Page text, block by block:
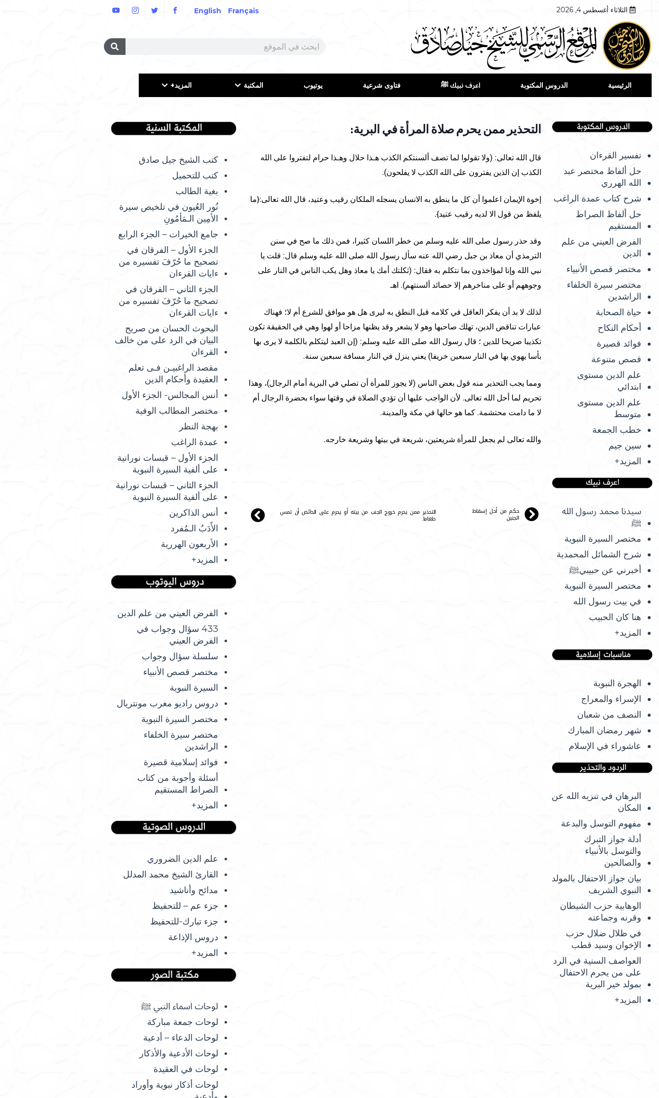
الثلاثاء أغسطس 4, 2026 Français
English
الرئيسية الدروس المكتوبة اعرف نبيك ﷺ فتاوى شرعية يوتيوب المكتبة المزيد+
تفسير القرءان
حل ألفاظ مختصر عبد
الله الهرري
شرح كتاب عمدة الراغب
حل ألفاظ الصراط
المستقيم
الفرض العيني من علم
الدين
مختصر قصص الأنبياء
مختصر سيرة الخلفاء
الراشدين
حياة الصحابة
أحكام النكاح
فوائد قصيرة
قصص متنوعة
علم الدين مستوى
ابتدائي
علم الدين مستوى
متوسط
خطب الجمعة
سين جيم
المزيد+
سيدنا محمد رسول الله
ﷺ
مختصر السيرة النبوية
شرح الشمائل المحمدية
أخبرني عن حبيبيﷺ
مختصر السيرة النبوية
في بيت رسول الله
هنا كان الحبيب
المزيد+
الهجرة النبوية
الإسراء والمعراج
النصف من شعبان
شهر رمضان المبارك
عاشوراء في الإسلام
البرهان في تنزيه الله عن
المكان
مفهوم التوسل والبدعة
أدلة جواز التبرك
والتوسل بالأنبياء
والصالحين
بيان جواز الاحتفال بالمولد
النبوي الشريف
الوهابية حزب الشيطان
وقرنه وجماعته
في ظلال ضلال حزب
الإخوان وسيد قطب
العواصف السنية في الرد
على من يحرم الاحتفال
بمولد خير البرية
المزيد+
التحذير ممن يحرم صلاة المرأة في البرية:
قال الله تعالى: (ولا تقولوا لما تصف ألسنتكم الكذب هـذا حلال وهـذا حرام لتفتروا على الله
الكذب إن الذين يفترون على الله الكذب لا يفلحون).
إخوة الإيمان اعلموا أن كل ما ينطق به الانسان يسجله الملكان رقيب وعتيد، قال الله تعالى:{ما
يلفظ من قول الا لديه رقيب عتيد}.
وقد حذر رسول صلى الله عليه وسلم من خطر اللسان كثيرا، فمن ذلك ما صح في سنن
الترمذي أن معاذ بن جبل رضي الله عنه سأل رسول الله صلى الله عليه وسلم قال: قلت يا
نبي الله وإنا لمؤاخذون بما نتكلم به فقال: (ثكلتك أمك يا معاذ وهل يكب الناس في النار على
وجوههم أو على مناخرهم إلا حصائد ألسنتهم). اهـ
لذلك لا بد أن يفكر العاقل في كلامه قبل النطق به ليرى هل هو موافق للشرع أم لا؛ فهناك
عبارات تناقض الدين، تهلك صاحبها وهو لا يشعر وقد يظنها مزاحا أو لهوا وهي في الحقيقة تكون
تكذيبا صريحا للدين ؛ قال رسول الله صلى الله عليه وسلم: (إن العبد ليتكلم بالكلمة لا يرى بها
بأسا يهوي بها في النار سبعين خريفا) يعني ينزل في النار مسافة سبعين سنة.
ومما يجب التحذير منه قول بعض الناس (لا يجوز للمرأة أن تصلي في البرية أمام الرجال)، وهذا
تحريم لما أحل الله تعالى. لأن الواجب عليها أن تؤدي الصلاة في وقتها سواء بحضرة الرجال أم
لا ما دامت محتشمة. كما هو حالها في مكة والمدينة.
والله تعالى لم يجعل للمرأة شريعتين، شريعة في بيتها وشريعة خارجه.
حكم من أحل إسقاط
الجنين
التحذير ممن يحرم خروج الجنب من بيته أو يحرم على الحائض أن تمس
طعاما.
كتب الشيخ جيل صادق
كتب للتحميل
بغية الطالب
نُور العُيون في تلخيص سيرة
الأمِين الـمَأمُونِ
جامع الخيرات – الجزء الرابع
الجزء الأول – الفرقان في
تصحيح ما حُرّفَ تفسيره من
ءايات القرءان
الجزء الثاني – الفرقان في
تصحيح ما حُرّفَ تفسيره من
ءايات القرءان
البحوث الحسان من صريح
البيان في الرد على من خالف
القرءان
مقصد الراغبيـن فـى تعلم
العقيدة وأحكام الدين
أنس المجالس- الجزء الأول
مختصر المطالب الوفية
بهجة النظر
عمدة الراغب
الجزء الأول – قبسات نورانية
على ألفية السيرة النبوية
الجزء الثاني – قبسات نورانية
على ألفية السيرة النبوية
أنس الذاكرين
الأَدَبُ الـمُفرد
الأربعون الهررية
المزيد+
الفرض العيني من علم الدين
433 سؤال وجواب في
الفرض العيني
سلسلة سؤال وجواب
مختصر قصص الأنبياء
السيرة النبوية
دروس راديو مغرب مونتريال
مختصر السيرة النبوية
مختصر سيرة الخلفاء
الراشدين
فوائد إسلامية قصيرة
أسئلة وأجوبة من كتاب
الصراط المستقيم
المزيد+
علم الدين الضروري
القارئ الشيخ محمد المدلل
مدائح وأناشيد
جزء عم – للتحفيظ
جزء تبارك-للتحفيظ
دروس الإذاعة
المزيد+
لوحات اسماء النبي ﷺ
لوحات جمعة مباركة
لوحات الدعاء – أدعية
لوحات الأدعية والأذكار
لوحات في العقيدة
لوحات أذكار نبوية وأوراد